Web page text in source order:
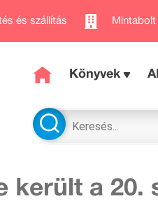
és szállítás Mintabolt
Könyvek
került a 20.